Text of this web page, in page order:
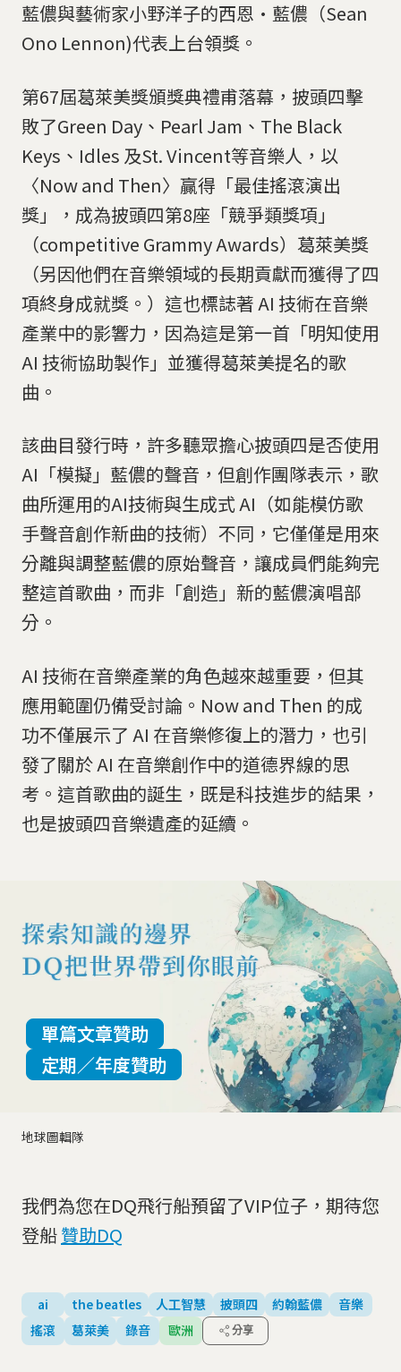
藍儂與藝術家小野洋子的西恩·藍儂（Sean
Ono Lennon)代表上台領獎。
第67屆葛萊美獎頒獎典禮甫落幕，披頭四擊
敗了Green Day、Pearl Jam、The Black
Keys、Idles 及St. Vincent等音樂人，以
〈Now and Then〉贏得「最佳搖滾演出
獎」，成為披頭四第8座「競爭類獎項」
（competitive Grammy Awards）葛萊美獎
（另因他們在音樂領域的長期貢獻而獲得了四
項終身成就獎。）這也標誌著 AI 技術在音樂
產業中的影響力，因為這是第一首「明知使用
AI 技術協助製作」並獲得葛萊美提名的歌
曲。
該曲目發行時，許多聽眾擔心披頭四是否使用
AI「模擬」藍儂的聲音，但創作團隊表示，歌
曲所運用的AI技術與生成式 AI（如能模仿歌
手聲音創作新曲的技術）不同，它僅僅是用來
分離與調整藍儂的原始聲音，讓成員們能夠完
整這首歌曲，而非「創造」新的藍儂演唱部
分。
AI 技術在音樂產業的角色越來越重要，但其
應用範圍仍備受討論。Now and Then 的成
功不僅展示了 AI 在音樂修復上的潛力，也引
發了關於 AI 在音樂創作中的道德界線的思
考。這首歌曲的誕生，既是科技進步的結果，
也是披頭四音樂遺產的延續。
地球圖輯隊
單篇文章贊助
定期／年度贊助
我們為您在DQ飛行船預留了VIP位子，期待您
登船贊助DQ
ai the beatles 人工智慧 披頭四 約翰藍儂
音樂
搖滾
葛萊美 錄音 歐洲 分享